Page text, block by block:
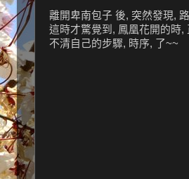
離開卑南包子 後, 突然發現,
這時才驚覺到, 鳳凰花開的時,
不清自己的步驟, 時序, 了~~